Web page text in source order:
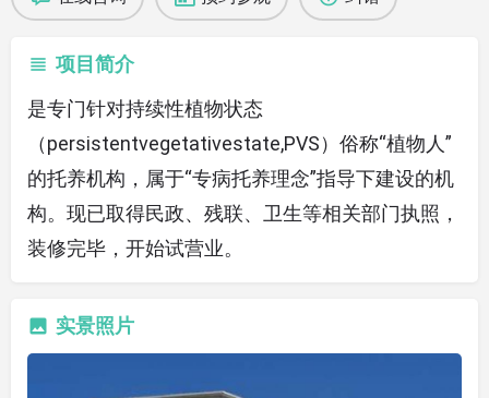
项目简介
是专门针对持续性植物状态
（persistentvegetativestate,PVS）俗称“植物人”
的托养机构，属于“专病托养理念”指导下建设的机
构。现已取得民政、残联、卫生等相关部门执照，
装修完毕，开始试营业。
实景照片